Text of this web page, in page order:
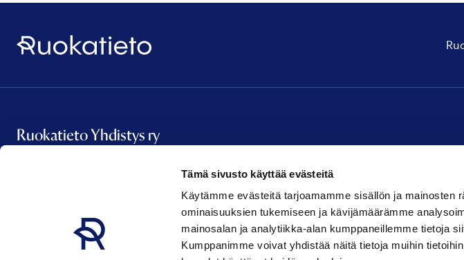
Tämä sivusto käyttää evästeitä
Käytämme evästeitä tarjoamamme sisällön ja mainosten
ominaisuuksien tukemiseen ja kävijämäärämme
mainosalan ja analytiikka-alan kumppaneillemme tietoja
Kumppanimme voivat yhdistää näitä tietoja muihin
Ruokatieto
Ruokatieto Yhdistys ry
etunimi.sukunimi@ruokatieto.fi